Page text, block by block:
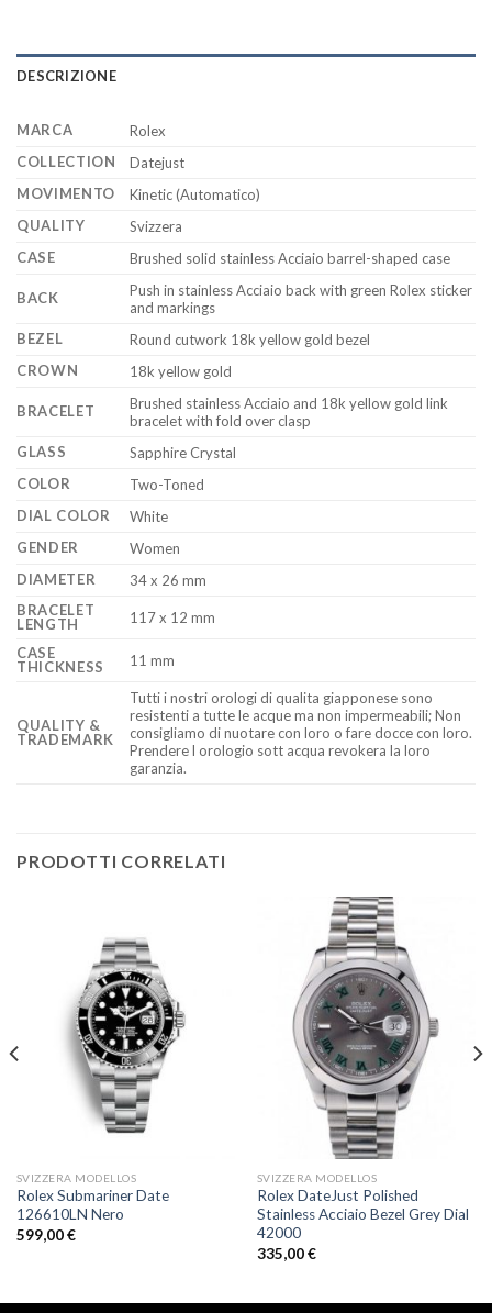
DESCRIZIONE
MARCA
Rolex
COLLECTION
Datejust
MOVIMENTO
Kinetic (Automatico)
QUALITY
Svizzera
CASE
Brushed solid stainless Acciaio barrel-shaped case
BACK
Push in stainless Acciaio back with green Rolex sticker
and markings
BEZEL
Round cutwork 18k yellow gold bezel
CROWN
18k yellow gold
BRACELET
Brushed stainless Acciaio and 18k yellow gold link
bracelet with fold over clasp
GLASS
Sapphire Crystal
COLOR
Two-Toned
DIAL COLOR
White
GENDER
Women
DIAMETER
34 x 26 mm
BRACELET
LENGTH
117 x 12 mm
CASE
THICKNESS
11 mm
QUALITY &
TRADEMARK
Tutti i nostri orologi di qualita giapponese sono
resistenti a tutte le acque ma non impermeabili; Non
consigliamo di nuotare con loro o fare docce con loro.
Prendere l orologio sott acqua revokera la loro
garanzia.
PRODOTTI CORRELATI
SVIZZERA MODELLOS
Rolex Submariner Date
126610LN Nero
599,00€
SVIZZERA MODELLOS
Rolex DateJust Polished
Stainless Acciaio Bezel Grey Dial
42000
335,00€